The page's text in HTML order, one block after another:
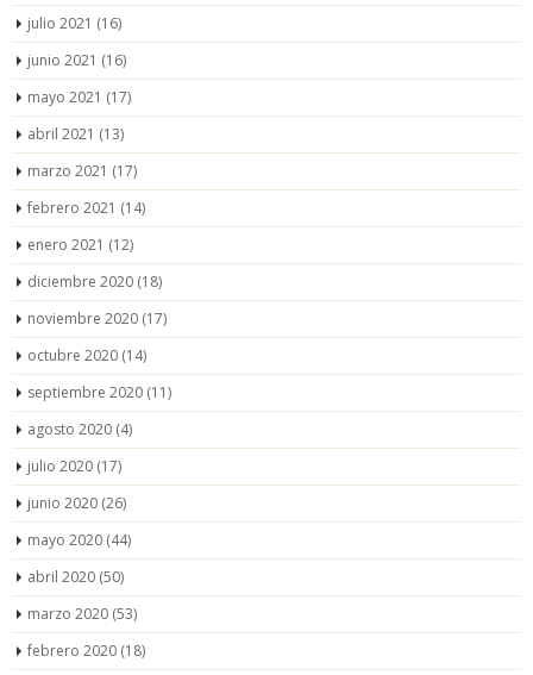
julio 2021 (16)
junio 2021 (16)
mayo 2021 (17)
abril 2021 (13)
marzo 2021 (17)
febrero 2021 (14)
enero 2021 (12)
diciembre 2020 (18)
noviembre 2020 (17)
octubre 2020 (14)
septiembre 2020 (11)
agosto 2020 (4)
julio 2020 (17)
junio 2020 (26)
mayo 2020 (44)
abril 2020 (50)
marzo 2020 (53)
febrero 2020 (18)